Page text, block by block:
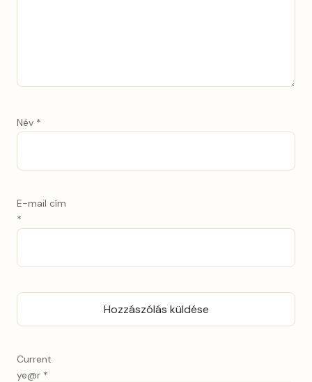
Név *
E-mail cím
*
Current
ye@r *